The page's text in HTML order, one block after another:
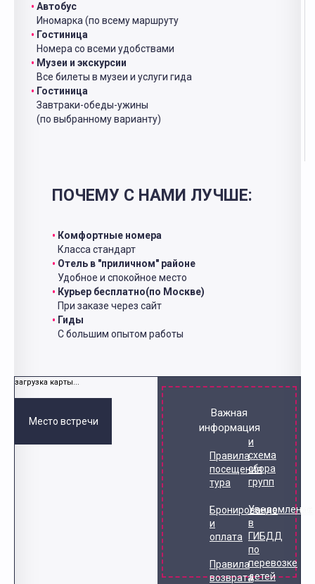
Автобус
Иномарка (по всему маршруту
Гостиница
Номера со всеми удобствами
Музеи и экскурсии
Все билеты в музеи и услуги гида
Гостиница
Завтраки-обеды-ужины
(по выбранному варианту)
ПОЧЕМУ С НАМИ ЛУЧШЕ:
Комфортные номера
Класса стандарт
Отель в "приличном" районе
Удобное и спокойное место
Курьер бесплатно(по Москве)
При заказе через сайт
Гиды
С большим опытом работы
загрузка карты...
Место встречи
Важная
информация
Правила
посещения
тура
Бронирование
и
оплата
Правила
возврата
и
схема
сбора
групп
Уведомление
в
ГИБДД
по
перевозке
детей